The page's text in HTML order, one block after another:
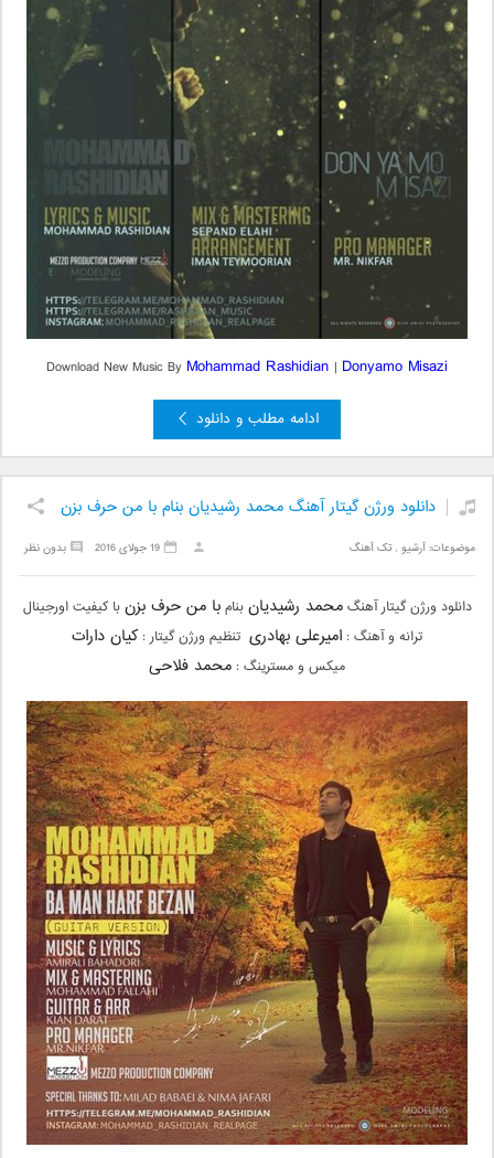
Download New Music By Mohammad Rashidian | Donyamo Misazi
ادامه مطلب و دانلود
دانلود ورژن گیتار آهنگ محمد رشیدیان بنام با من حرف بزن
موضوعات:آرشیو ,تک آهنگ بدون نظر 19 جولای 2016
دانلود ورژن گیتار آهنگمحمد رشیدیانبنامبا من حرف بزنبا کیفیت اورجینال
ترانه و آهنگ : امیرعلی بهادری تنظیم ورژن گیتار :کیان دارات
میکس و مسترینگ : محمد فلاحی